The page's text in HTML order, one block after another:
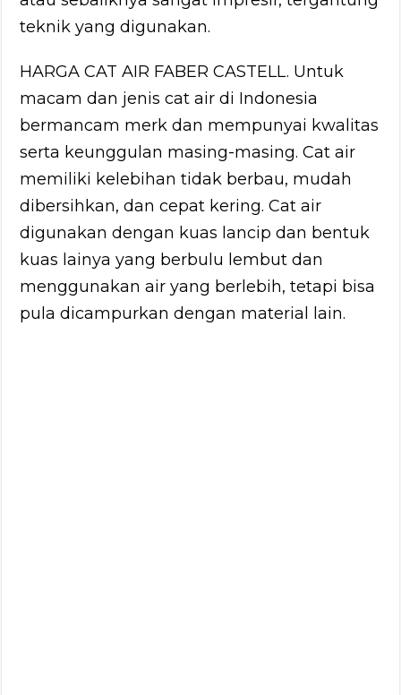
teknik yang digunakan.
HARGA CAT AIR FABER CASTELL. Untuk
macam dan jenis cat air di Indonesia
bermancam merk dan mempunyai kwalitas
serta keunggulan masing-masing. Cat air
memiliki kelebihan tidak berbau, mudah
dibersihkan, dan cepat kering. Cat air
digunakan dengan kuas lancip dan bentuk
kuas lainya yang berbulu lembut dan
menggunakan air yang berlebih, tetapi bisa
pula dicampurkan dengan material lain.